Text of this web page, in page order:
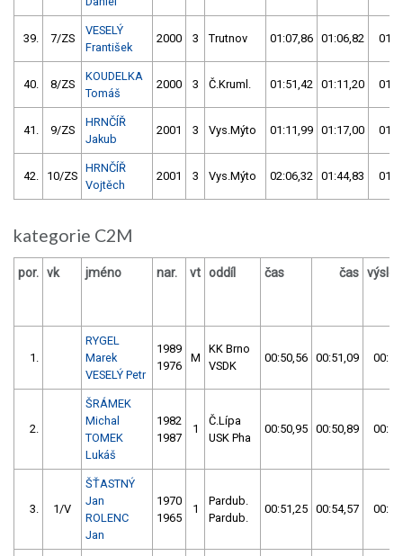
39. 7/ZS
VESELÝ
František
2000 3 Trutnov 01:07,86 01:06,82
40. 8/ZS
KOUDELKA
Tomáš
2000 3 Č.Kruml. 01:51,42 01:11,20
41. 9/ZS
HRNČÍŘ
Jakub
2001 3 Vys.Mýto 01:11,99 01:17,00
42. 10/ZS
HRNČÍŘ
Vojtěch
2001 3 Vys.Mýto 02:06,32 01:44,83
kategorie C2M
por. vk jméno nar. vt oddíl čas čas
1.
RYGEL
Marek
VESELÝ Petr
1989
1976
M
KK Brno
VSDK
00:50,56 00:51,09
2.
ŠRÁMEK
Michal
TOMEK
Lukáš
1982
1987
1
Č.Lípa
USK Pha
00:50,95 00:50,89
3. 1/V
ŠŤASTNÝ
Jan
ROLENC
Jan
1970
1965
1
Pardub.
Pardub.
00:51,25 00:54,57